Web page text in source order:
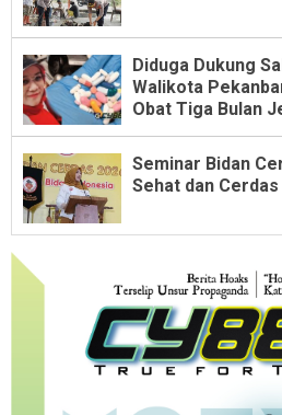
Diduga Dukung
Walikota
Obat Tiga Bulan
Seminar Bidan
Sehat dan Cerdas